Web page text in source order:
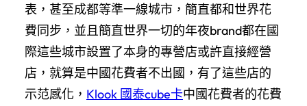
表，甚至成都等準一線城市，簡直都和世界花
費同步，並且簡直世界一切的年夜brand都在國
際這些城市設置了本身的專營店或許直接經營
店，就算是中國花費者不出國，有了這些店的
示范感化， Klook 國泰cube卡中國花費者的花費